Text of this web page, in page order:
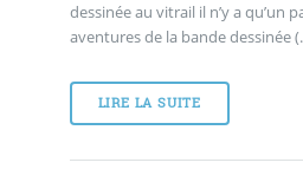
dessinée au vitrail il n’y a qu’un
aventures de la bande dessinée
LIRE LA SUITE